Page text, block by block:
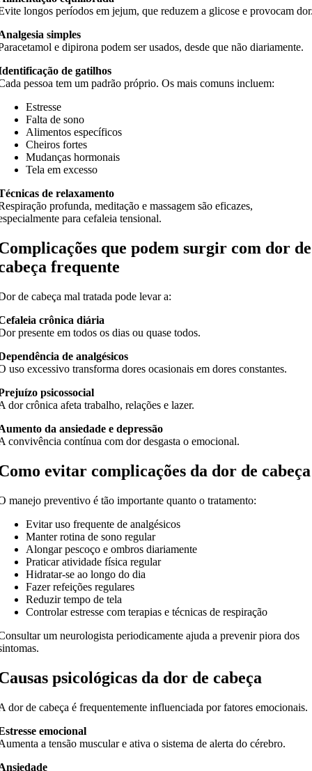
longos períodos em jejum, que reduzem a glicose e provocam
simples
e dipirona podem ser usados, desde que não diariamente.
de gatilhos
pessoa tem um padrão próprio. Os mais comuns incluem:
Estresse
Falta de sono
Alimentos específicos
Cheiros fortes
Mudanças hormonais
Tela em excesso
de relaxamento
profunda, meditação e massagem são eficazes,
para cefaleia tensional.
que podem surgir com dor de
frequente
de cabeça mal tratada pode levar a:
crônica diária
presente em todos os dias ou quase todos.
de analgésicos
uso excessivo transforma dores ocasionais em dores constantes.
psicossocial
dor crônica afeta trabalho, relações e lazer.
da ansiedade e depressão
convivência contínua com dor desgasta o emocional.
evitar complicações da dor de cabeça
manejo preventivo é tão importante quanto o tratamento:
Evitar uso frequente de analgésicos
Manter rotina de sono regular
Alongar pescoço e ombros diariamente
Praticar atividade física regular
Hidratar-se ao longo do dia
Fazer refeições regulares
Reduzir tempo de tela
Controlar estresse com terapias e técnicas de respiração
um neurologista periodicamente ajuda a prevenir piora dos
psicológicas da dor de cabeça
dor de cabeça é frequentemente influenciada por fatores emocionais.
emocional
a tensão muscular e ativa o sistema de alerta do cérebro.